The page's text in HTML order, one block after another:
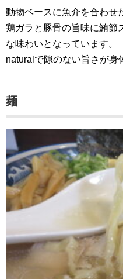
動物ベースに魚介を合わせ
鶏ガラと豚骨の旨味に鮪節
な味わいとなっています。
naturalで隙のない旨さが身
麺